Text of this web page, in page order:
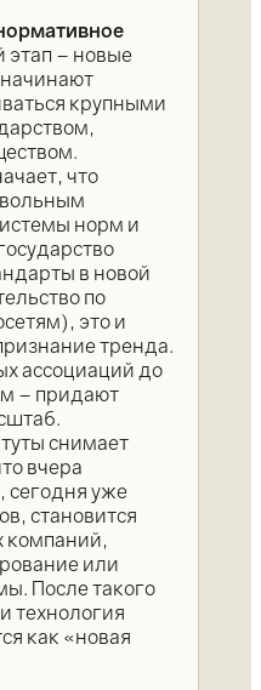
– новые
крупными
что
норм и
в новой
по
это и
тренда.
ассоциаций до
– придают
снимает
вчера
сегодня уже
становится
компаний,
или
После такого
технология
как «новая